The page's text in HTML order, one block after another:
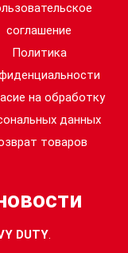
соглашение
Политика
на обработку
данных
товаров
DUTY.